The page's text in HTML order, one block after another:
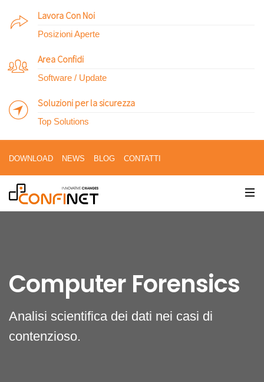
Lavora Con Noi
Posizioni Aperte
Area Confidi
Software / Update
Soluzioni per la sicurezza
Top Solutions
DOWNLOAD NEWS BLOG CONTATTI
Computer Forensics
Analisi scientifica dei dati nei casi di
contenzioso.